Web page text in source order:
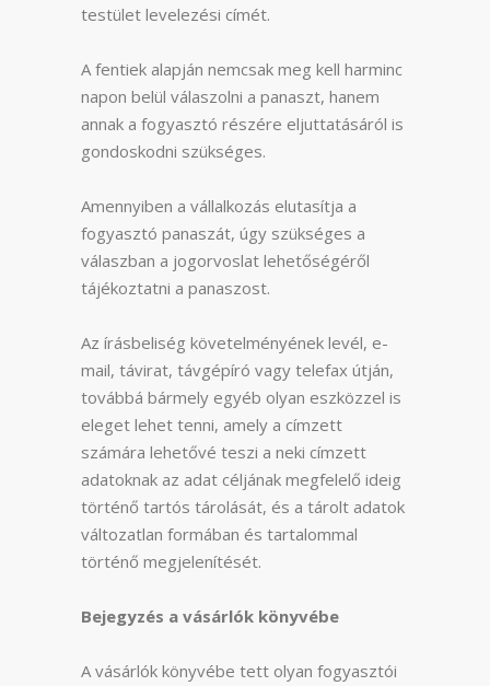
testület levelezési címét.
A fentiek alapján nemcsak meg kell harminc
napon belül válaszolni a panaszt, hanem
annak a fogyasztó részére eljuttatásáról is
gondoskodni szükséges.
Amennyiben a vállalkozás elutasítja a
fogyasztó panaszát, úgy szükséges a
válaszban a jogorvoslat lehetőségéről
tájékoztatni a panaszost.
Az írásbeliség követelményének levél, e-
mail, távirat, távgépíró vagy telefax útján,
továbbá bármely egyéb olyan eszközzel is
eleget lehet tenni, amely a címzett
számára lehetővé teszi a neki címzett
adatoknak az adat céljának megfelelő ideig
történő tartós tárolását, és a tárolt adatok
változatlan formában és tartalommal
történő megjelenítését.
Bejegyzés a vásárlók könyvébe
A vásárlók könyvébe tett olyan fogyasztói